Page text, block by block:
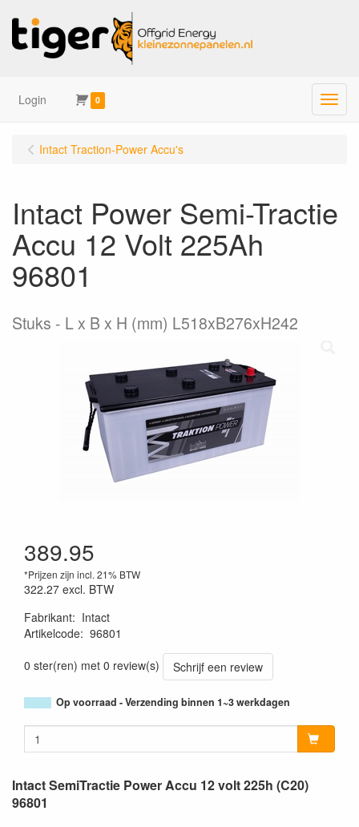
Login 0 Menu
Intact Traction-Power Accu's
Intact Power Semi-Tractie
Accu 12 Volt 225Ah
96801
Stuks L x B x H (mm) L518xB276xH242
389.95
*Prijzen zijn incl. 21% BTW
322.27 excl. BTW
Fabrikant: Intact
Artikelcode: 96801
0 ster(ren) met 0 review(s)
Schrijf een review
Op voorraad - Verzending binnen 1~3 werkdagen
Intact SemiTractie Power Accu 12 volt 225h (C20)
96801